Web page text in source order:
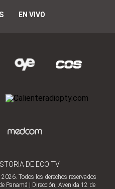
EN VIVO
DE ECO TV
Todos los derechos reservados
Panamá | Dirección, Avenida 12 de